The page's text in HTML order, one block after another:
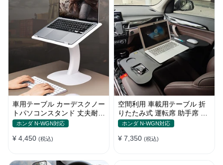
車用テーブル カーデスクノー
トパソコンスタンド 丈夫耐用
調整可能 車内車外 多機能用
ホンダ N-WGN対応
¥ 4,450 (税込)
空間利用 車載用テーブル 折
りたたみ式 運転席 助手席 多
機能 パソコン 食事 書き込み
ホンダ N-WGN対応
¥ 7,350 (税込)